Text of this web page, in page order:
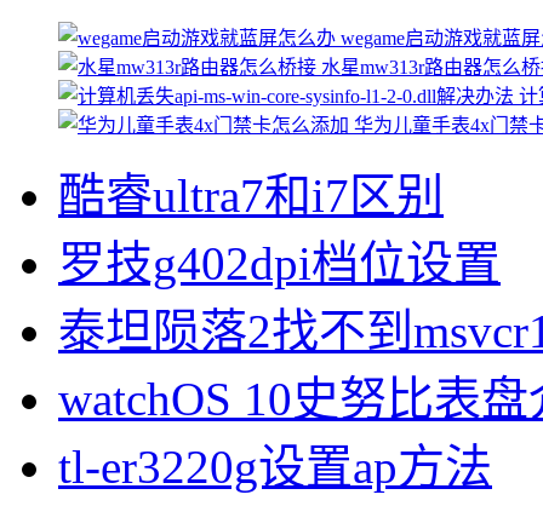
wegame启动游戏就蓝
水星mw313r路由器怎么
计
华为儿童手表4x门禁
酷睿ultra7和i7区别
罗技g402dpi档位设置
泰坦陨落2找不到
watchOS 10史努比表
tl-er3220g设置ap方法